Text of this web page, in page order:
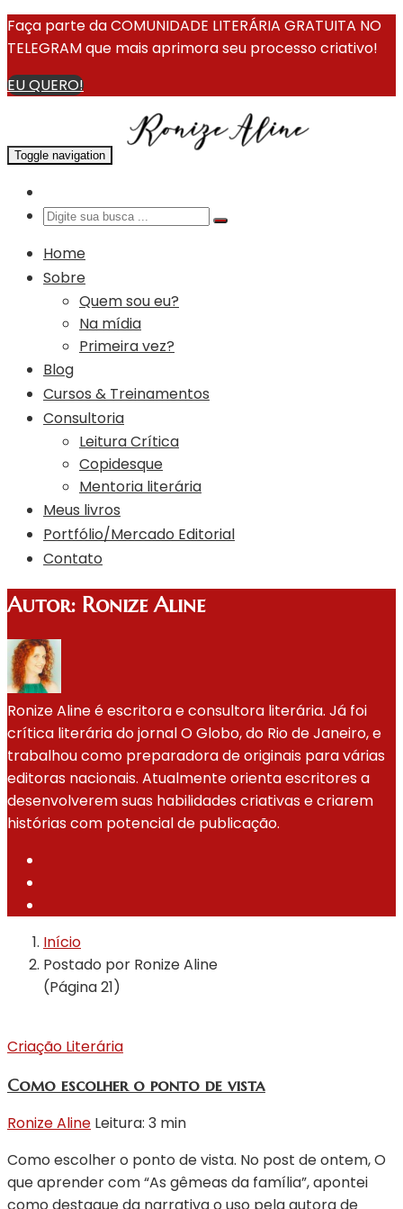
Faça parte da COMUNIDADE LITERÁRIA GRATUITA NO
TELEGRAM que mais aprimora seu processo criativo!
EU QUERO!
Toggle navigation
Home
Sobre
Quem sou eu?
Na mídia
Primeira vez?
Blog
Cursos & Treinamentos
Consultoria
Leitura Crítica
Copidesque
Mentoria literária
Meus livros
Portfólio/Mercado Editorial
Contato
Autor: Ronize Aline
Ronize Aline é escritora e consultora literária. Já foi
crítica literária do jornal O Globo, do Rio de Janeiro, e
trabalhou como preparadora de originais para várias
editoras nacionais. Atualmente orienta escritores a
desenvolverem suas habilidades criativas e criarem
histórias com potencial de publicação.
Início
Postado por Ronize Aline
(Página 21)
Criação Literária
Como escolher o ponto de vista
Ronize Aline Leitura: 3 min
Como escolher o ponto de vista. No post de ontem, O
que aprender com “As gêmeas da família”, apontei